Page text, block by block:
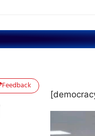
Feedback